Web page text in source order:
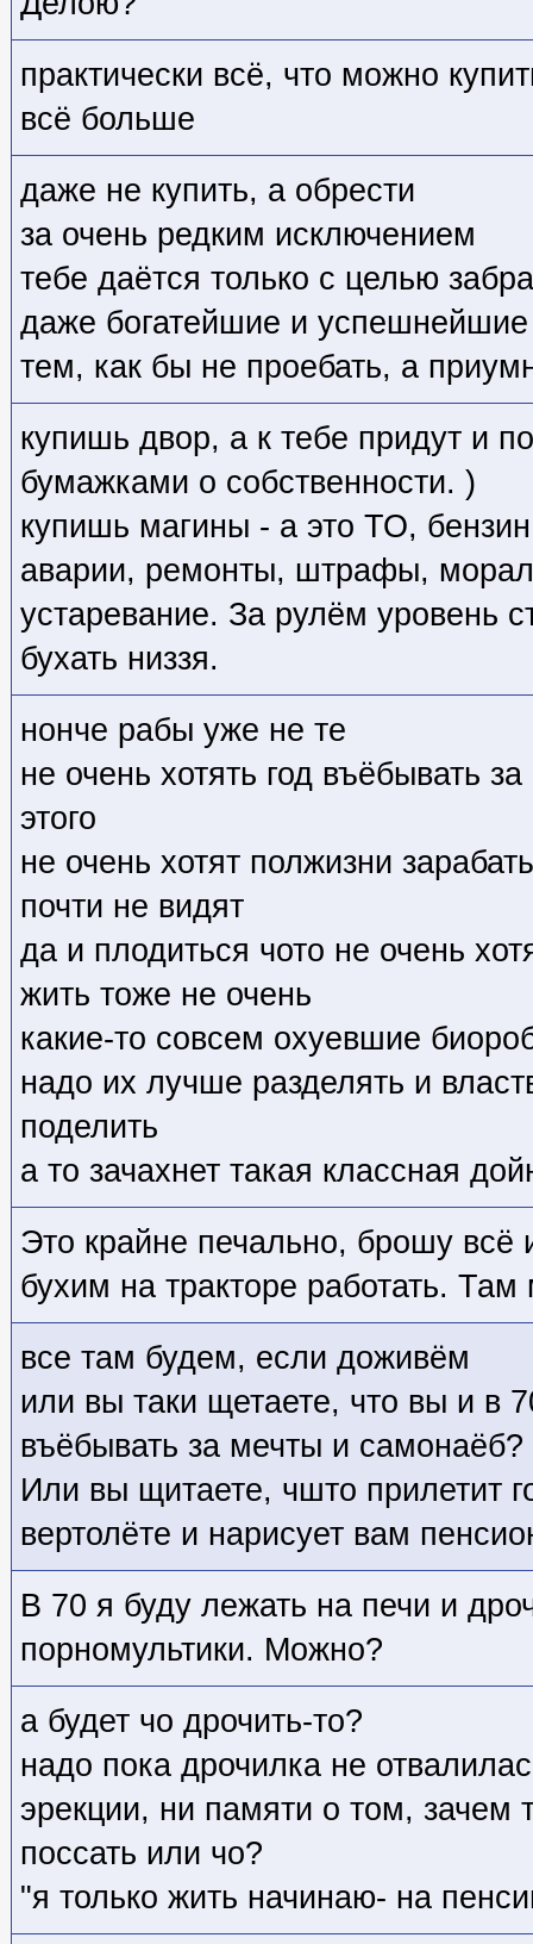
практически всё, что можно
всё больше
даже не купить, а обрести
за очень редким исключением
тебе даётся только с целью
даже богатейшие и успешнейшие
тем, как бы не проебать, а
купишь двор, а к тебе придут и
бумажками о собственности. )
купишь магины - а это ТО,
аварии, ремонты, штрафы,
устаревание. За рулём уровень
бухать низзя.
нонче рабы уже не те
не очень хотять год въёбывать
этого
не очень хотят полжизни
почти не видят
да и плодиться чото не очень
жить тоже не очень
какие-то совсем охуевшие
надо их лучше разделять и
поделить
а то зачахнет такая классная
Это крайне печально, брошу всё
бухим на тракторе работать.
все там будем, если доживём
или вы таки щетаете, что вы и в
въёбывать за мечты и самонаёб?
Или вы щитаете, чшто прилетит
вертолёте и нарисует вам
В 70 я буду лежать на печи и
порномультики. Можно?
а будет чо дрочить-то?
надо пока дрочилка не
эрекции, ни памяти о том, зачем
поссать или чо?
"я только жить начинаю- на